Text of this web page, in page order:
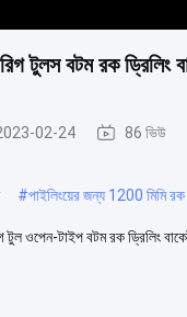
রিগ টুলস বটম রক
02-24 86 ভিউ
#পাইলিংয়ের জন্য 1200 মিমি রক
টুল ওপেন-টাইপ বটম রক ড্রিলিং